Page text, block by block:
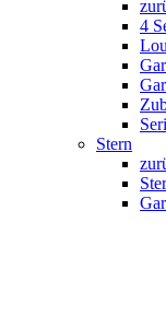
4
Stern